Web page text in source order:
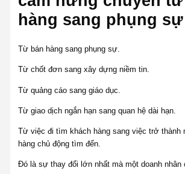
hàng sang phụng sự
Từ bán hàng sang phụng sự.
Từ chốt đơn sang xây dựng niềm tin.
Từ quảng cáo sang giáo dục.
Từ giao dịch ngắn hạn sang quan hệ dài hạn.
Từ việc đi tìm khách hàng sang việc trở thành
hàng chủ động tìm đến.
Đó là sự thay đổi lớn nhất mà một doanh nhân